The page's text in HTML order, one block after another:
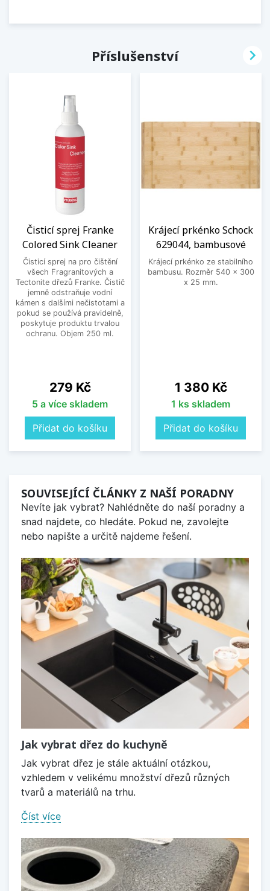
Příslušenství
Čisticí sprej Franke
Colored Sink Cleaner
Čisticí sprej na pro čištění
všech Fragranitových a
Tectonite dřezů Franke. Čistič
jemně odstraňuje vodní
kámen s dalšími nečistotami a
pokud se používá pravidelně,
poskytuje produktu trvalou
ochranu. Objem 250 ml.
Cena
279 Kč
5 a více skladem
Přidat do košíku
Krájecí prkénko Schock
629044, bambusové
Krájecí prkénko ze stabilního
bambusu. Rozměr 540 x 300
x 25 mm.
Cena
1 380 Kč
1 ks skladem
Přidat do košíku

SOUVISEJÍCÍ ČLÁNKY Z NAŠÍ PORADNY
Nevíte jak vybrat? Nahlédněte do naší poradny a
snad najdete, co hledáte. Pokud ne, zavolejte
nebo napište a určitě najdeme řešení.
Jak vybrat dřez do kuchyně
Jak vybrat dřez je stále aktuální otázkou,
vzhledem v velikému množství dřezů různých
tvarů a materiálů na trhu.
Číst více